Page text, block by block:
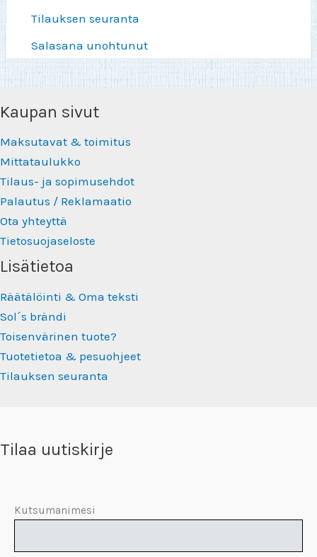
Tilauksen seuranta
Salasana unohtunut
Kaupan sivut
Maksutavat & toimitus
Mittataulukko
Tilaus- ja sopimusehdot
Palautus / Reklamaatio
Ota yhteyttä
Tietosuojaseloste
Lisätietoa
Räätälöinti & Oma teksti
Sol´s brändi
Toisenvärinen tuote?
Tuotetietoa & pesuohjeet
Tilauksen seuranta
Tilaa uutiskirje
Kutsumanimesi